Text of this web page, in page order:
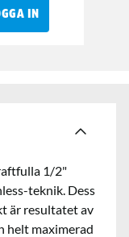
IN
1/2"
teknik. Dess
är resultatet av
helt maximerad